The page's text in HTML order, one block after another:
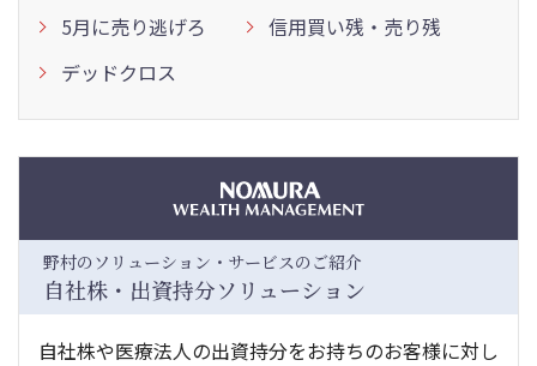
5月に売り逃げろ
信用買い残・売り残
デッドクロス
野村のソリューション・サービスのご紹介
自社株・出資持分ソリューション
自社株や医療法人の出資持分をお持ちのお客様に対し